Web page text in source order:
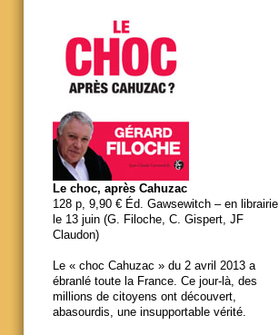
Le choc, après Cahuzac
128 p, 9,90 € Éd. Gawsewitch – en librairie
le 13 juin (G. Filoche, C. Gispert, JF
Claudon)
Le « choc Cahuzac » du 2 avril 2013 a
ébranlé toute la France. Ce jour-là, des
millions de citoyens ont découvert,
abasourdis, une insupportable vérité.